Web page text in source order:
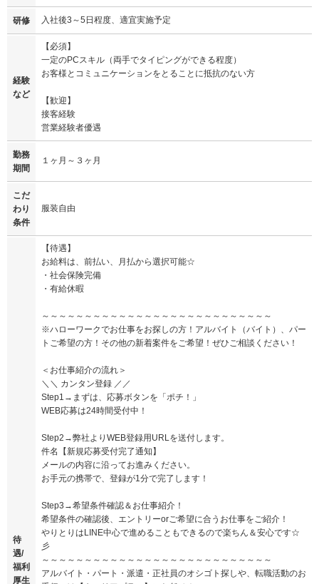
研修 入社後3～5日程度、適宜実施予定
経験
など
【必須】
一定のPCスキル（両手でタイピングができる程度）
お客様とコミュニケーションをとることに抵抗のない方
【歓迎】
接客経験
営業経験者優遇
勤務
期間
１ヶ月～３ヶ月
こだ
わり
条件
服装自由
待
遇/
福利
厚生
【待遇】
お給料は、前払い、月払から選択可能☆
・社会保険完備
・有給休暇
～～～～～～～～～～～～～～～～～～～～～～～～～～～
※ハローワークでお仕事をお探しの方！アルバイト（バイト）、パー
トご希望の方！その他の新着案件をご希望！ぜひご相談ください！
＜お仕事紹介の流れ＞
＼＼ カンタン登録 ／／
Step1→まずは、応募ボタンを「ポチ！」
WEB応募は24時間受付中！
Step2→弊社よりWEB登録用URLを送付します。
件名【新規応募受付完了通知】
メールの内容に沿ってお進みください。
お手元の携帯で、登録が1分で完了します！
Step3→希望条件確認＆お仕事紹介！
希望条件の確認後、エントリーorご希望に合うお仕事をご紹介！
やりとりはLINE中心で進めることもできるので楽ちん＆安心です☆
彡
～～～～～～～～～～～～～～～～～～～～～～～～～～～
アルバイト・パート・派遣・正社員のオシゴト探しや、転職活動のお